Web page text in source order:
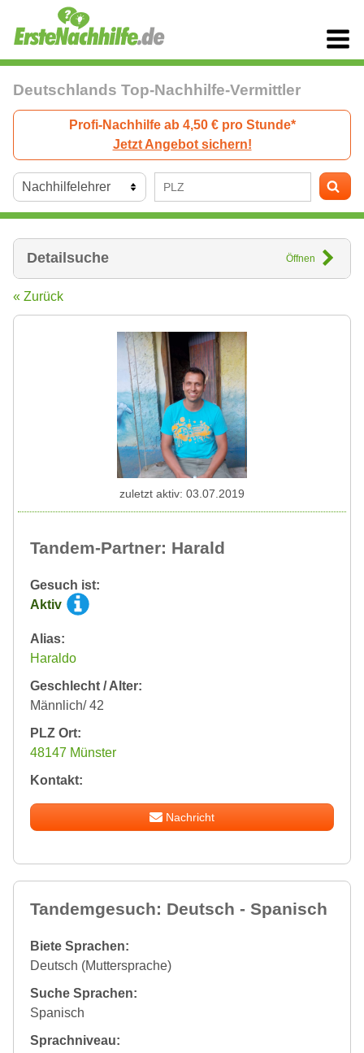
Deutschlands Top-Nachhilfe-Vermittler
Profi-Nachhilfe ab 4,50 € pro Stunde*
Jetzt Angebot sichern!
Detailsuche Öffnen
« Zurück
Tandem-Partner: Harald
Gesuch ist:
Aktiv
Alias:
Haraldo
Geschlecht / Alter:
Männlich/ 42
PLZ Ort:
48147 Münster
Kontakt:
Nachricht
zuletzt aktiv: 03.07.2019
Tandemgesuch: Deutsch - Spanisch
Biete Sprachen:
Deutsch (Muttersprache)
Suche Sprachen:
Spanisch
Sprachniveau: